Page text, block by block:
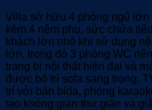
Villa sở hữu 4 phòng ngủ
kèm 4 nệm phụ, sức chứa
khách lớn nhỏ khi sử dụng
lớn, trong đó 3 phòng WC
trang bị nội thất hiện đại và
được bố trí sofa sang trọng,
trí với bàn bida, phòng
tạo không gian thư giãn và